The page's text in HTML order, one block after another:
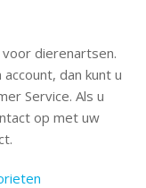
dierenartsen.
dan kunt u
Service. Als u
op met uw